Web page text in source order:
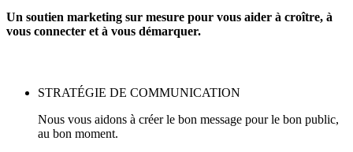
Un soutien marketing sur mesure pour vous aider à croître, à
vous connecter et à vous démarquer.
STRATÉGIE DE COMMUNICATION
Nous vous aidons à créer le bon message pour le bon public,
au bon moment.